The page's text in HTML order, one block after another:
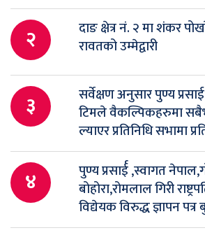
२
दाङ क्षेत्र नं. २ मा शंकर
रावतको उम्मेद्वारी
३
सर्वेक्षण अनुसार पुण्य
टिमले वैकल्पिकहरुमा
ल्याएर प्रतिनिधि सभामा
४
पुण्य प्रसार्ई ,स्वागत
बोहोरा,रोमलाल गिरी
विद्येयक विरुद्ध ज्ञापन